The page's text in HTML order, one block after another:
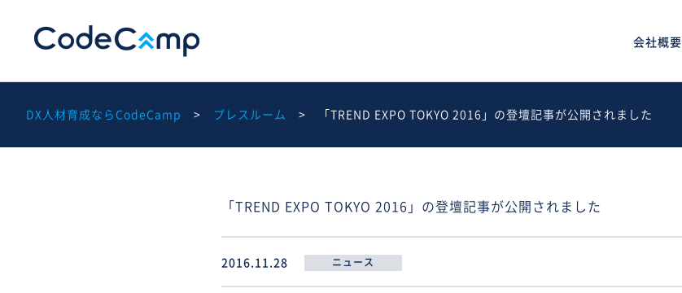
会社概要
DX人材育成ならCodeCamp プレスルーム 「TREND EXPO TOKYO 2016」の登壇記事が公開されました
「TREND EXPO TOKYO 2016」の登壇記事が公開されました
2016.11.28 ニュース